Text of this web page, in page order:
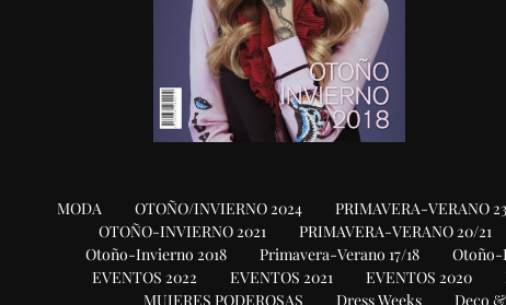
MODA OTOÑO/INVIERNO 2024 PRIMAVERA-VERANO
OTOÑO-INVIERNO 2021
PRIMAVERA-VERANO 20/21
Otoño-Invierno 2018
Primavera-Verano 17/18 Otoño-
EVENTOS 2022
EVENTOS 2021 EVENTOS 2020
MUJERES PODEROSAS
Dress Weeks Deco